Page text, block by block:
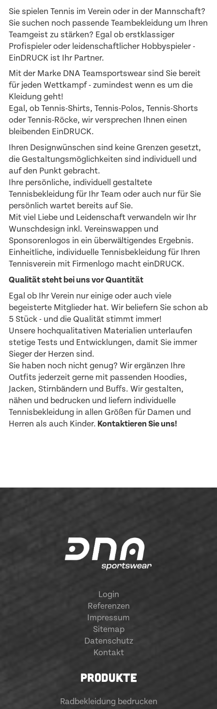
Sie spielen Tennis im Verein oder in der Mannschaft?
Sie suchen noch passende Teambekleidung um Ihren
Teamgeist zu stärken? Egal ob erstklassiger
Profispieler oder leidenschaftlicher Hobbyspieler -
EinDRUCK ist Ihr Partner.
Mit der Marke DNA Teamsportswear sind Sie bereit
für jeden Wettkampf - zumindest wenn es um die
Kleidung geht!
Egal, ob Tennis-Shirts, Tennis-Polos, Tennis-Shorts
oder Tennis-Röcke, wir versprechen Ihnen einen
bleibenden EinDRUCK.
Ihren Designwünschen sind keine Grenzen gesetzt,
die Gestaltungsmöglichkeiten sind individuell und
auf den Punkt gebracht.
Ihre persönliche, individuell gestaltete
Tennisbekleidung für Ihr Team oder auch nur für Sie
persönlich wartet bereits auf Sie.
Mit viel Liebe und Leidenschaft verwandeln wir Ihr
Wunschdesign inkl. Vereinswappen und
Sponsorenlogos in ein überwältigendes Ergebnis.
Einheitliche, individuelle Tennisbekleidung für Ihren
Tennisverein mit Firmenlogo macht einDRUCK.
Qualität steht bei uns vor Quantität
Egal ob Ihr Verein nur einige oder auch viele
begeisterte Mitglieder hat. Wir beliefern Sie schon ab
5 Stück - und die Qualität stimmt immer!
Unsere hochqualitativen Materialien unterlaufen
stetige Tests und Entwicklungen, damit Sie immer
Sieger der Herzen sind.
Sie haben noch nicht genug? Wir ergänzen Ihre
Outfits jederzeit gerne mit passenden Hoodies,
Jacken, Stirnbändern und Buffs. Wir gestalten,
nähen und bedrucken und liefern individuelle
Tennisbekleidung in allen Größen für Damen und
Herren als auch Kinder. Kontaktieren Sie uns!
Login
Referenzen
Impressum
Sitemap
Datenschutz
Kontakt
PRODUKTE
Radbekleidung bedrucken